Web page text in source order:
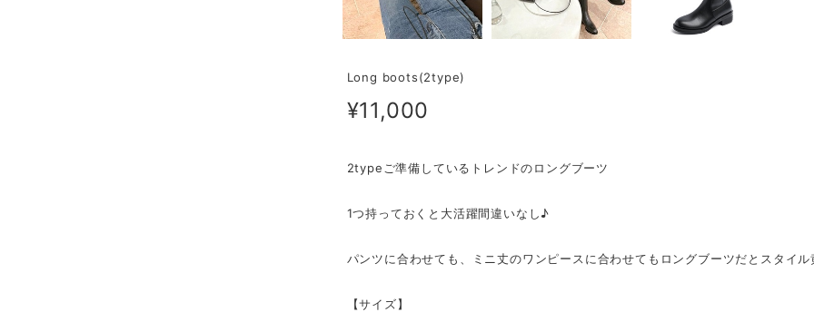
Long boots(2type)
¥11,000
2typeご準備しているトレンドのロングブーツ
1つ持っておくと大活躍間違いなし♪
パンツに合わせても、ミニ丈のワンピースに合わせてもロングブーツだとスタイル
【サイズ】